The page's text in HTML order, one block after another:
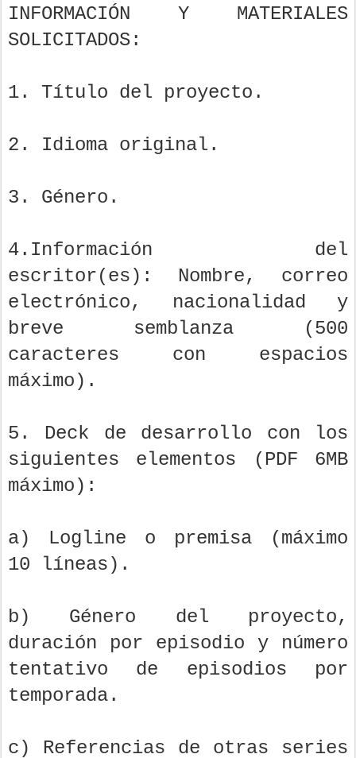
INFORMACIÓN Y MATERIALES
SOLICITADOS:
1. Título del proyecto.
2. Idioma original.
3. Género.
4.Información del
escritor(es): Nombre, correo
electrónico, nacionalidad y
breve semblanza (500
caracteres con espacios
máximo).
5. Deck de desarrollo con los
siguientes elementos (PDF 6MB
máximo):
a) Logline o premisa (máximo
10 líneas).
b) Género del proyecto,
duración por episodio y número
tentativo de episodios por
temporada.
c) Referencias de otras series